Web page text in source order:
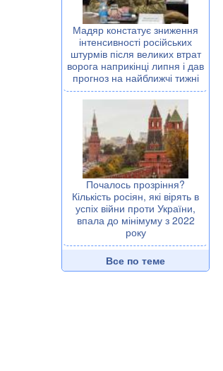
Мадяр констатує зниження
інтенсивності російських
штурмів після великих втрат
ворога наприкінці липня і дав
прогноз на найближчі тижні
Почалось прозріння?
Кількість росіян, які вірять в
успіх війни проти України,
впала до мінімуму з 2022
року
Все по теме